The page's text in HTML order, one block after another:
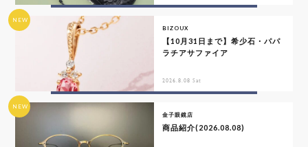
NEW
BIZOUX
【10月31日まで】希少石・パパ
ラチアサファイア
2026.8.08 Sat
NEW
金子眼鏡店
商品紹介(2026.08.08)